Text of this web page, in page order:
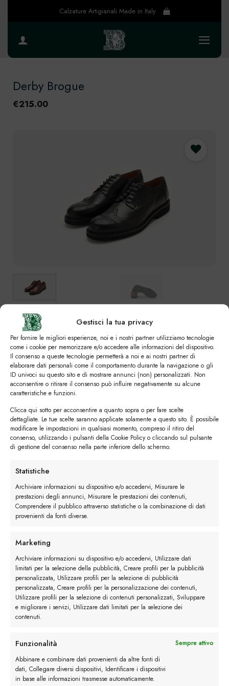
Gestisci la tua privacy
Per fornire le migliori esperienze, noi e i nostri partner utilizziamo tecnologie
come i cookie per memorizzare e/o accedere alle informazioni del dispositivo.
Il consenso a queste tecnologie permetterà a noi e ai nostri partner di
elaborare dati personali come il comportamento durante la navigazione o gli
ID univoci su questo sito e di mostrare annunci (non) personalizzati. Non
acconsentire o ritirare il consenso può influire negativamente su alcune
caratteristiche e funzioni.
Clicca qui sotto per acconsentire a quanto sopra o per fare scelte
dettagliate. Le tue scelte saranno applicate solamente a questo sito. È possibile
modificare le impostazioni in qualsiasi momento, compreso il ritiro del
consenso, utilizzando i pulsanti della Cookie Policy o cliccando sul pulsante
di gestione del consenso nella parte inferiore dello schermo.
Statistiche
Archiviare informazioni su dispositivo e/o accedervi, Misurare le
prestazioni degli annunci, Misurare le prestazioni dei contenuti,
Comprendere il pubblico attraverso statistiche o la combinazione di dati
provenienti da fonti diverse.
Marketing
Archiviare informazioni su dispositivo e/o accedervi, Utilizzare dati
limitati per la selezione della pubblicità, Creare profili per la pubblicità
personalizzata, Utilizzare profili per la selezione di pubblicità
personalizzata, Creare profili per la personalizzazione dei contenuti,
Utilizzare profili per la selezione di contenuti personalizzati, Sviluppare
e migliorare i servizi, Utilizzare dati limitati per la selezione dei
contenuti.
Funzionalità
Sempre attivo
Abbinare e combinare dati provenienti da altre fonti di
dati, Collegare diversi dispositivi, Identificare i dispositivi
in base alle informazioni trasmesse automaticamente.
Calzature Artigianali Made in Italy
Derby Brogue
€215.00
Preferiti
Colori
Numero
39 41,5 42
42,5 43 43,5 44 44,5 45 45,5
Derby Brogue quantità
Descrizione
Maggiori dettagli
Recensioni (5)